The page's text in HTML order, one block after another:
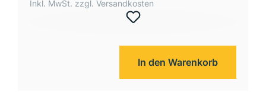
Inkl. MwSt. zzgl. Versandkosten
In den Warenkorb